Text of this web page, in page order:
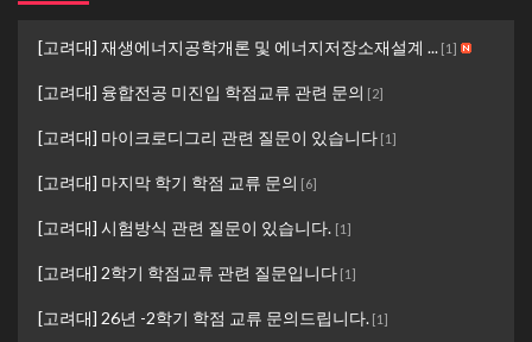
[고려대] 재생에너지공학개론 및 에너지저장소재설계 ... [1]
[고려대] 융합전공 미진입 학점교류 관련 문의 [2]
[고려대] 마이크로디그리 관련 질문이 있습니다 [1]
[고려대] 마지막 학기 학점 교류 문의 [6]
[고려대] 시험방식 관련 질문이 있습니다. [1]
[고려대] 2학기 학점교류 관련 질문입니다 [1]
[고려대] 26년 -2학기 학점 교류 문의드립니다. [1]